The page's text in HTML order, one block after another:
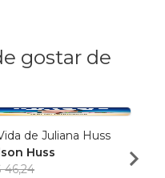
gostar de
de Juliana Huss
Huss
46,24